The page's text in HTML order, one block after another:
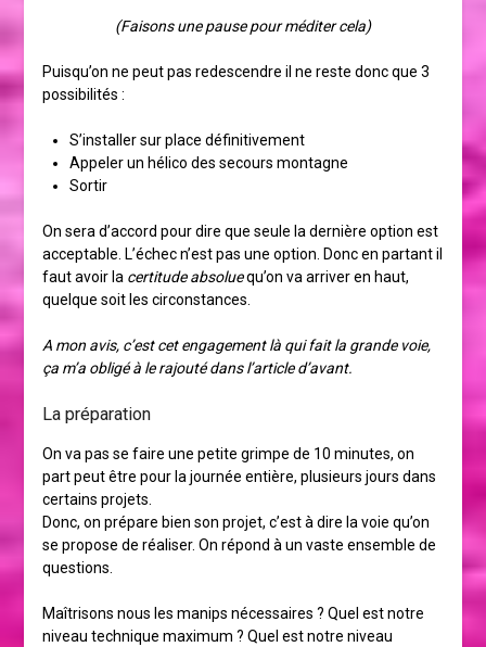
(Faisons une pause pour méditer cela)
Puisqu’on ne peut pas redescendre il ne reste donc que 3
possibilités :
S’installer sur place définitivement
Appeler un hélico des secours montagne
Sortir
On sera d’accord pour dire que seule la dernière option est
acceptable. L’échec n’est pas une option. Donc en partant il
faut avoir la certitude absoluequ’on va arriver en haut,
quelque soit les circonstances.
A mon avis, c’est cet engagement là qui fait la grande voie,
ça m’a obligé à le rajouté dans l’article d’avant.
La préparation
On va pas se faire une petite grimpe de 10 minutes, on
part peut être pour la journée entière, plusieurs jours dans
certains projets.
Donc, on prépare bien son projet, c’est à dire la voie qu’on
se propose de réaliser. On répond à un vaste ensemble de
questions.
Maîtrisons nous les manips nécessaires ? Quel est notre
niveau technique maximum ? Quel est notre niveau